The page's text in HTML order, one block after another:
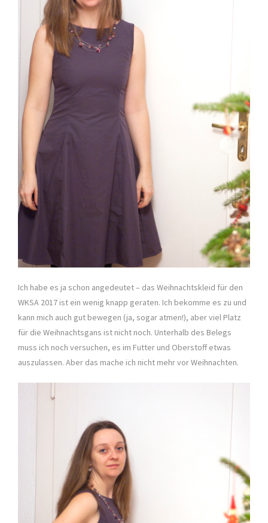
Ich habe es ja schon angedeutet – das Weihnachtskleid für den
WKSA 2017 ist ein wenig knapp geraten. Ich bekomme es zu und
kann mich auch gut bewegen (ja, sogar atmen!), aber viel Platz
für die Weihnachtsgans ist nicht noch. Unterhalb des Belegs
muss ich noch versuchen, es im Futter und Oberstoff etwas
auszulassen. Aber das mache ich nicht mehr vor Weihnachten.